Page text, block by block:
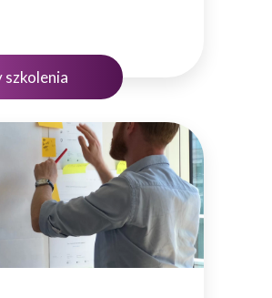
szkolenia